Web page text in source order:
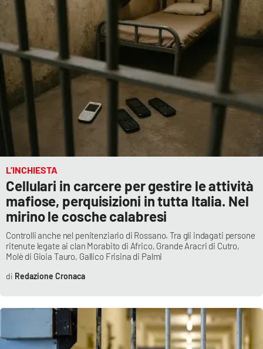
L’INCHIESTA
Cellulari in carcere per gestire le attività
mafiose, perquisizioni in tutta Italia. Nel
mirino le cosche calabresi
Controlli anche nel penitenziario di Rossano. Tra gli indagati persone
ritenute legate ai clan Morabito di Africo, Grande Aracri di Cutro,
Molè di Gioia Tauro, Gallico Frisina di Palmi
Redazione Cronaca